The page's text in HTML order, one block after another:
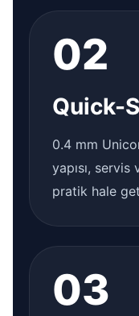
02
Quick-
0.4 mm
yapısı, servis
pratik hale
03